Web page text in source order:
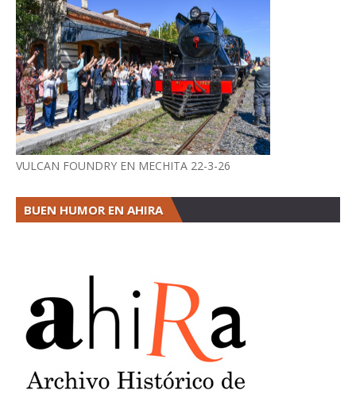
VULCAN FOUNDRY EN MECHITA 22-3-26
BUEN HUMOR EN AHIRA